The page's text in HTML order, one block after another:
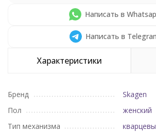
Написать в
Написать в
Характеристики
Бренд
Skagen
Пол
женский
Тип механизма